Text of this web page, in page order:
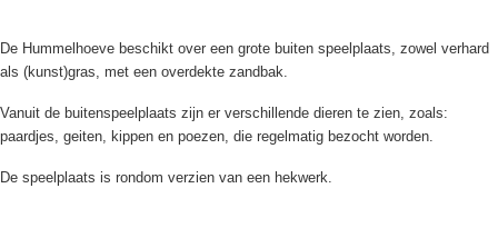
De Hummelhoeve beschikt over een grote buiten speelplaats, zowel verhard
als (kunst)gras, met een overdekte zandbak.
Vanuit de buitenspeelplaats zijn er verschillende dieren te zien, zoals:
paardjes, geiten, kippen en poezen, die regelmatig bezocht worden.
De speelplaats is rondom verzien van een hekwerk.